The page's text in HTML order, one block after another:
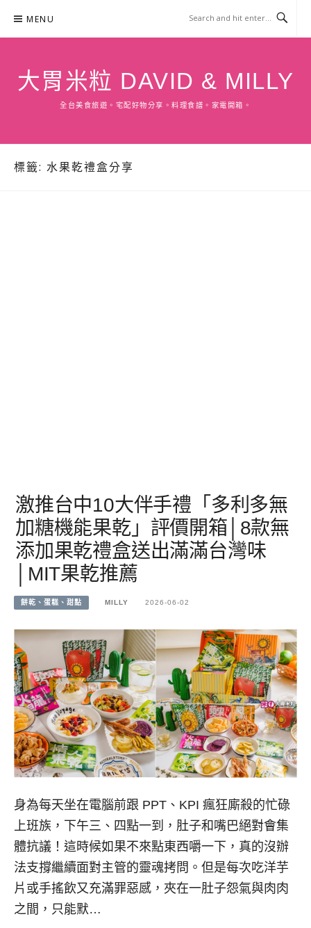
content
MENU
大胃米粒 DAVID & MILLY
全台美食旅遊。宅配好物分享。料理食譜。家電開箱。
標籤: 水果乾禮盒分享
激推台中10大伴手禮「多利多無
加糖機能果乾」評價開箱│8款無
添加果乾禮盒送出滿滿台灣味
│MIT果乾推薦
餅乾、蛋糕、甜點 MILLY 2026-06-02
身為每天坐在電腦前跟 PPT、KPI 瘋狂廝殺的忙碌
上班族，下午三、四點一到，肚子和嘴巴絕對會集
體抗議！這時候如果不來點東西嚼一下，真的沒辦
法支撐繼續面對主管的靈魂拷問。但是每次吃洋芋
片或手搖飲又充滿罪惡感，夾在一肚子怨氣與肉肉
之間，只能默…